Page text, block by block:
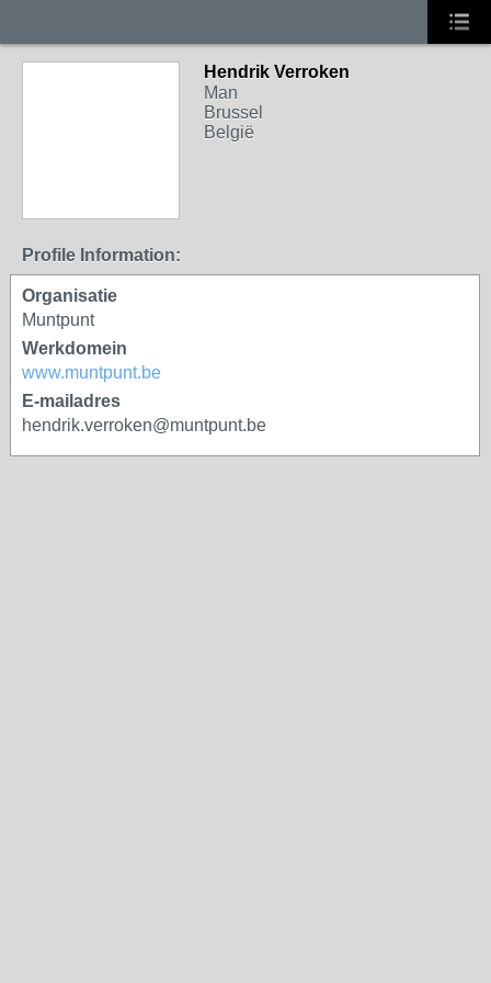
Hendrik Verroken
Man
Brussel
België
Profile Information:
Organisatie
Muntpunt
Werkdomein
www.muntpunt.be
E-mailadres
hendrik.verroken@muntpunt.be